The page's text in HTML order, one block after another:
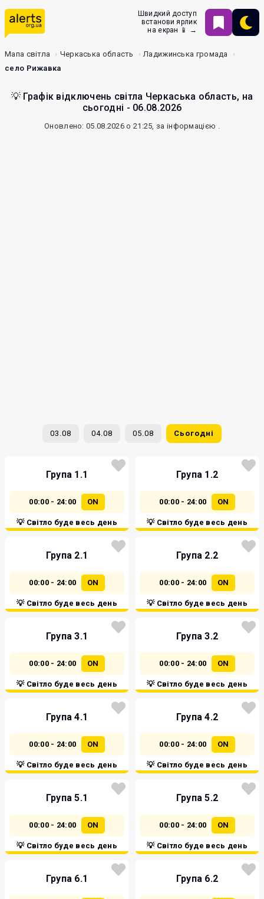
Швидкий доступ
встанови ярлик
на екран 📱 →
Мапа світла Черкаська область
Ладижинська громада
село Рижавка
💡 Графік відключень світла Черкаська область, на
сьогодні - 06.08.2026
Оновлено: 05.08.2026 о 21:25, за інформацією .
03.08 04.08 05.08 Сьогодні
Група 1.1
00:00 - 24:00 ON
💡 Світло буде весь день
Група 1.2
00:00 - 24:00 ON
💡 Світло буде весь день
Група 2.1
00:00 - 24:00 ON
💡 Світло буде весь день
Група 2.2
00:00 - 24:00 ON
💡 Світло буде весь день
Група 3.1
00:00 - 24:00 ON
💡 Світло буде весь день
Група 3.2
00:00 - 24:00 ON
💡 Світло буде весь день
Група 4.1
00:00 - 24:00 ON
💡 Світло буде весь день
Група 4.2
00:00 - 24:00 ON
💡 Світло буде весь день
Група 5.1
00:00 - 24:00 ON
💡 Світло буде весь день
Група 5.2
00:00 - 24:00 ON
💡 Світло буде весь день
Група 6.1 Група 6.2